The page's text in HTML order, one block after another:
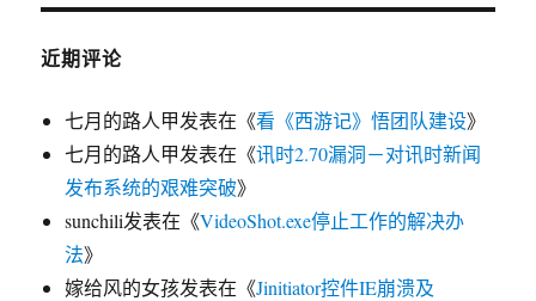
近期评论
七月的路人甲发表在《看《西游记》悟团队建设》
七月的路人甲发表在《讯时2.70漏洞－对讯时新闻
发布系统的艰难突破》
sunchili发表在《VideoShot.exe停止工作的解决办
法》
嫁给风的女孩发表在《Jinitiator控件IE崩溃及